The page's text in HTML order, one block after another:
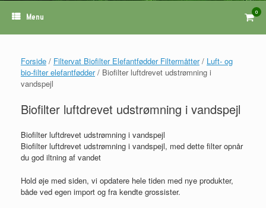
Menu
View
cart
0
Forside / Filtervat Biofilter Elefantfødder Filtermåtter/ Luft- og
bio-filter elefantfødder/ Biofilter luftdrevet udstrømning i
vandspejl
Biofilter luftdrevet udstrømning i vandspejl
Biofilter luftdrevet udstrømning i vandspejl
Biofilter luftdrevet udstrømning i vandspejl, med dette filter opnår
du god iltning af vandet
Hold øje med siden, vi opdatere hele tiden med nye produkter,
både ved egen import og fra kendte grossister.